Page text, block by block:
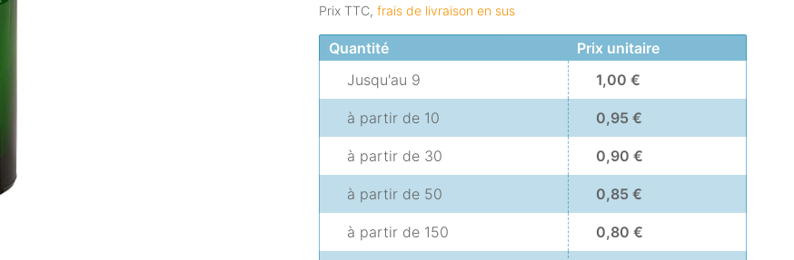
Prix TTC, frais de livraison en sus
Quantité
Prix unitaire
Jusqu'au 9 1,00 €
à partir de 10 0,95 €
à partir de 30 0,90 €
à partir de 50 0,85 €
à partir de 150 0,80 €